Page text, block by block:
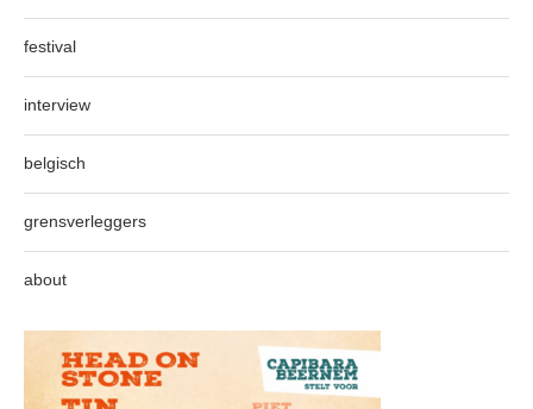
festival
interview
belgisch
grensverleggers
about